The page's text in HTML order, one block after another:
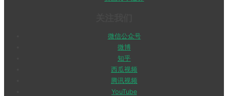
微信公众号
微博
知乎
西瓜视频
腾讯视频
YouTube